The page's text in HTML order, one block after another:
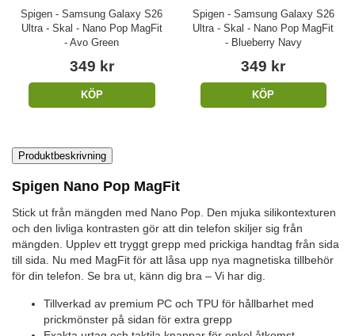
Spigen - Samsung Galaxy S26
Ultra - Skal - Nano Pop MagFit
- Avo Green
349 kr
KÖP
Spigen - Samsung Galaxy S26
Ultra - Skal - Nano Pop MagFit
- Blueberry Navy
349 kr
KÖP
Produktbeskrivning
Spigen Nano Pop MagFit
Stick ut från mängden med Nano Pop. Den mjuka silikontexturen
och den livliga kontrasten gör att din telefon skiljer sig från
mängden. Upplev ett tryggt grepp med prickiga handtag från sida
till sida. Nu med MagFit för att låsa upp nya magnetiska tillbehör
för din telefon. Se bra ut, känn dig bra – Vi har dig.
Tillverkad av premium PC och TPU för hållbarhet med
prickmönster på sidan för extra grepp